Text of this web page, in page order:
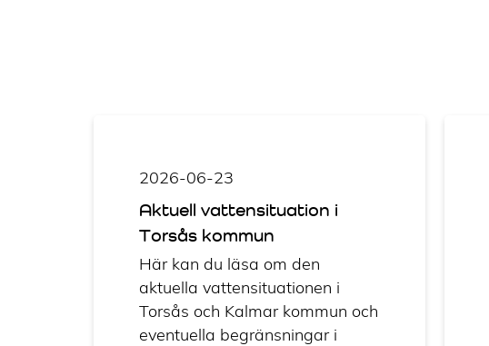
2026-06-23
Aktuell vattensituation i
Torsås kommun
Här kan du läsa om den
aktuella vattensituationen i
Torsås och Kalmar kommun och
eventuella begränsningar i